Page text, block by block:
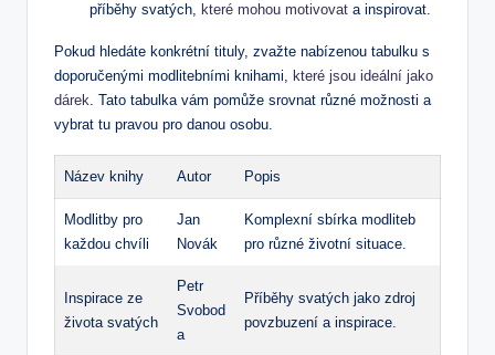
příběhy svatých, které mohou motivovat a inspirovat.
Pokud hledáte konkrétní tituly, zvažte nabízenou tabulku‌ s
doporučenými modlitebními knihami, které jsou ideální jako
dárek.⁤ Tato tabulka vám pomůže srovnat různé možnosti a
vybrat ⁤tu pravou⁣ pro⁢ danou osobu.
Název knihy Autor Popis
Modlitby pro
každou chvíli
Jan
Novák
Komplexní‌ sbírka modliteb
pro různé⁤ životní situace.
Inspirace ze
života svatých
Petr
Svobod
a
Příběhy svatých jako zdroj
povzbuzení a inspirace.